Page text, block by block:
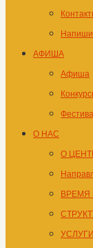
содержимому
АФИША
Афиша
О НАС
О
ВРЕМЯ
УСЛУГИ